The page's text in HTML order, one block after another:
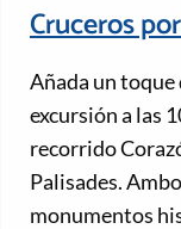
Cruceros
Añada un toque
excursión a las
recorrido
Palisades.
monumentos